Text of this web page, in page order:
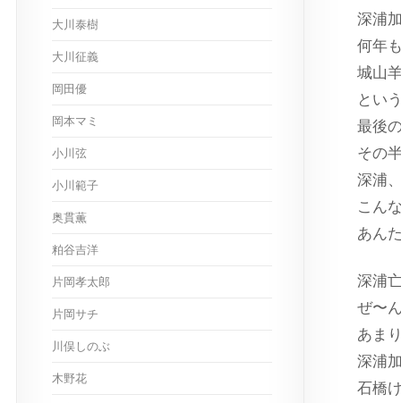
深浦
何年
城山
とい
最後
その
深浦
こん
あん
深浦
ぜ〜
あま
深浦
石橋
大川泰樹
大川征義
岡田優
岡本マミ
小川弦
小川範子
奥貫薫
粕谷吉洋
片岡孝太郎
片岡サチ
川俣しのぶ
木野花